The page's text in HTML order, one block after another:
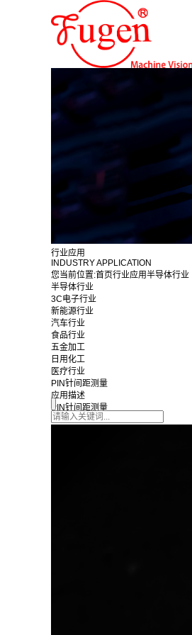
行业应用
INDUSTRY APPLICATION
您当前位置:首页行业应用半导体行业
半导体行业
3C电子行业
新能源行业
汽车行业
食品行业
五金加工
日用化工
医疗行业
PIN针间距测量
应用描述
PIN针间距测量
推荐光源：FG-FV